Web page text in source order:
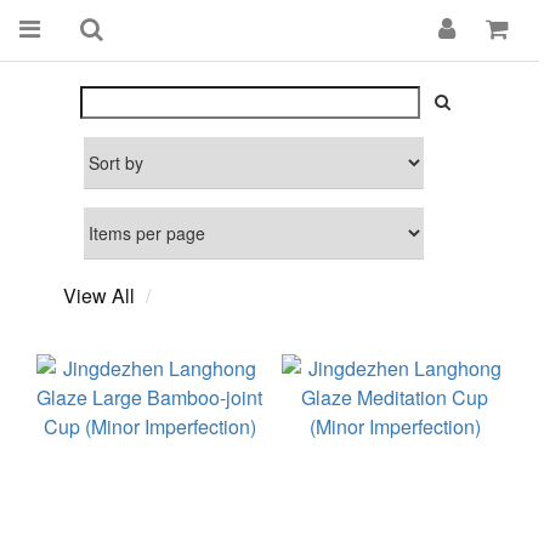
View All